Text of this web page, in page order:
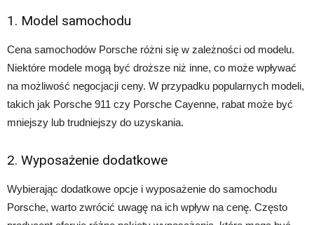
1. Model samochodu
Cena samochodów Porsche różni się w zależności od modelu.
Niektóre modele mogą być droższe niż inne, co może wpływać
na możliwość negocjacji ceny. W przypadku popularnych modeli,
takich jak Porsche 911 czy Porsche Cayenne, rabat może być
mniejszy lub trudniejszy do uzyskania.
2. Wyposażenie dodatkowe
Wybierając dodatkowe opcje i wyposażenie do samochodu
Porsche, warto zwrócić uwagę na ich wpływ na cenę. Często